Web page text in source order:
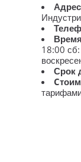
18:00
Срок